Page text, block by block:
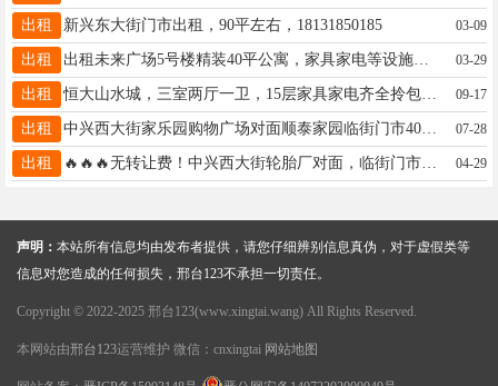
出租 新兴东大街门市出租，90平左右，18131850185 03-09
出租 出租未来广场5号楼精装40平公寓，家具家电等设施齐全，可拎包入住。联系电话：15369958168 03-29
出租 恒大山水城，三室两厅一卫，15层家具家电齐全拎包入住租价1500元17717722216 09-17
出租 中兴西大街家乐园购物广场对面顺泰家园临街门市40平水电暖厨卫空调wifi 2400元/月13503397702 07-28
出租 🔥🔥🔥无转让费！中兴西大街轮胎厂对面，临街门市，雅间2间，有外摆区，70平，电话：13230988321 04-29
声明： 本站所有信息均由发布者提供，请您仔细辨别信息真伪，对于虚假类等
信息对您造成的任何损失，邢台123不承担一切责任。
Copyright © 2022-2025 邢台123(www.xingtai.wang) All Rights Reserved.
本网站由邢台123运营维护 微信：cnxingtai 网站地图